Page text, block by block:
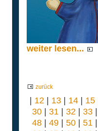
weiter lesen...
zurück
| 12 | 13| 14| 15
30| 31 | 32 | 33|
48| 49| 50| 51 |